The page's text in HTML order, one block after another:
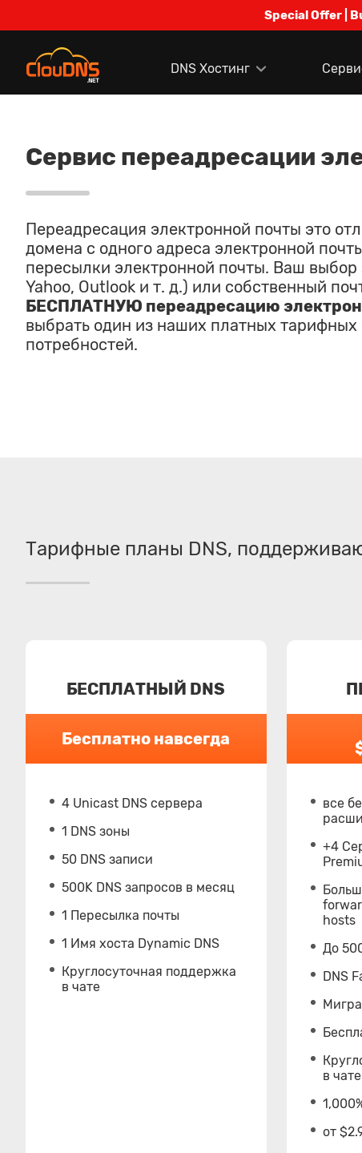
Special Offer |
DNS Хостинг
Сервис переадресации
Переадресация электронной почты это
домена с одного адреса электронной
пересылки электронной почты. Ваш
Yahoo, Outlook и т. д.) или собственный
БЕСПЛАТНУЮ переадресацию
выбрать один из наших платных тарифных
потребностей.
Тарифные планы DNS,
БЕСПЛАТНЫЙ DNS
Бесплатно навсегда
4 Unicast DNS сервера
1 DNS зоны
50 DNS записи
500K DNS запросов в месяц
1 Пересылка почты
1 Имя хоста Dynamic DNS
Круглосуточная поддержка
в чате
все
+4
hosts
До
DNS
в чате
от